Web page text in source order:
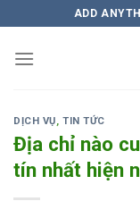
to
content
ADD
DỊCH VỤ,TIN TỨC
Địa chỉ nào
tín nhất hiện